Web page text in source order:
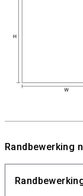
Randbewerking